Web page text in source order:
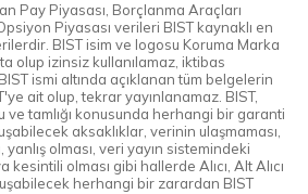
Pay Piyasası, Borçlanma Araçları
Piyasası verileri BIST kaynaklı en
BIST isim ve logosu Koruma Marka
olup izinsiz kullanılamaz, iktibas
ismi altında açıklanan tüm belgelerin
ait olup, tekrar yayınlanamaz. BIST,
ve tamlığı konusunda herhangi bir garanti
aksaklıklar, verinin ulaşmaması,
olması, veri yayın sistemindeki
olması gibi hallerde Alıcı, Alt Alıcı
herhangi bir zarardan BIST